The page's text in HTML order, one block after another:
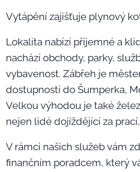
Vytápění zajišťuje plynový
Lokalita nabízí příjemné a
nachází obchody, parky,
vybavenost. Zábřeh je
dostupností do Šumperka,
Velkou výhodou je také
nejen lidé dojíždějící za
V rámci našich služeb vám
finančním poradcem, který